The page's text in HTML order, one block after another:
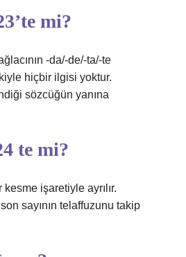
mi?
-da/-de/-ta/-te
hiçbir ilgisi yoktur.
sözcüğün yanına
te mi?
işaretiyle ayrılır.
sayının telaffuzunu takip